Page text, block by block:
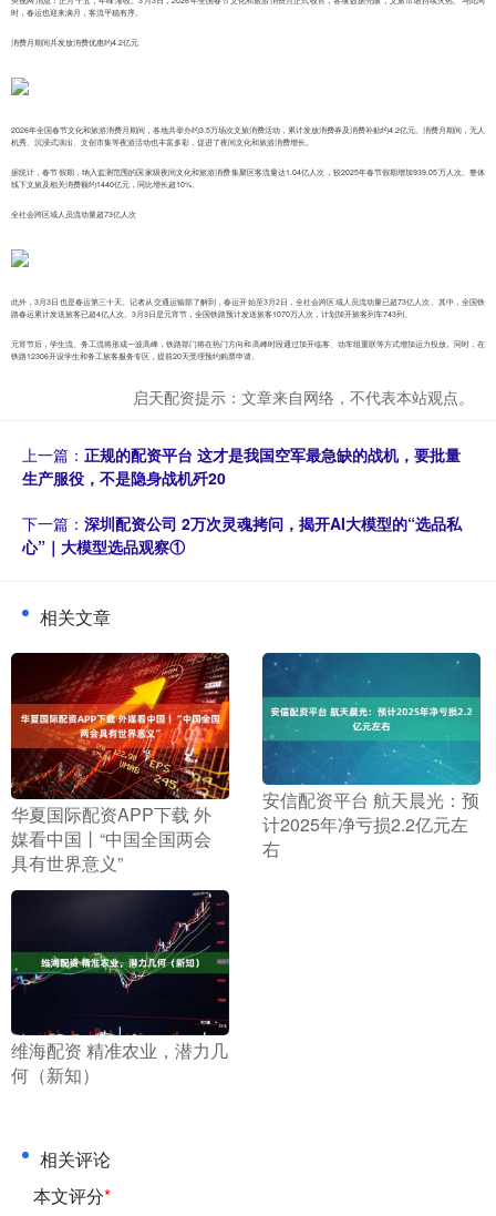
时，春运也迎来满月，客流平稳有序。
消费月期间共发放消费优惠约4.2亿元
2026年全国春节文化和旅游消费月期间，各地共举办约3.5万场次文旅消费活动，累计发放消费券及消费补贴约4.2亿元。消费月期间，无人
机秀、沉浸式演出、文创市集等夜游活动也丰富多彩，促进了夜间文化和旅游消费增长。
据统计，春节假期，纳入监测范围的国家级夜间文化和旅游消费集聚区客流量达1.04亿人次，较2025年春节假期增加939.05万人次。整体
线下文旅及相关消费额约1440亿元，同比增长超10%。
全社会跨区域人员流动量超73亿人次
此外，3月3日也是春运第三十天。记者从交通运输部了解到，春运开始至3月2日，全社会跨区域人员流动量已超73亿人次。其中，全国铁
路春运累计发送旅客已超4亿人次。3月3日是元宵节，全国铁路预计发送旅客1070万人次，计划加开旅客列车743列。
元宵节后，学生流、务工流将形成一波高峰，铁路部门将在热门方向和高峰时段通过加开临客、动车组重联等方式增加运力投放。同时，在
铁路12306开设学生和务工旅客服务专区，提前20天受理预约购票申请。
启天配资提示：文章来自网络，不代表本站观点。
上一篇： 正规的配资平台 这才是我国空军最急缺的战机，要批量
生产服役，不是隐身战机歼20
下一篇： 深圳配资公司 2万次灵魂拷问，揭开AI大模型的“选品私
心”｜大模型选品观察①
相关文章
​华夏国际配资APP下载 外
媒看中国丨“中国全国两会
具有世界意义”
​安信配资平台 航天晨光：预
计2025年净亏损2.2亿元左
右
​维海配资 精准农业，潜力几
何（新知）
相关评论
本文评分*